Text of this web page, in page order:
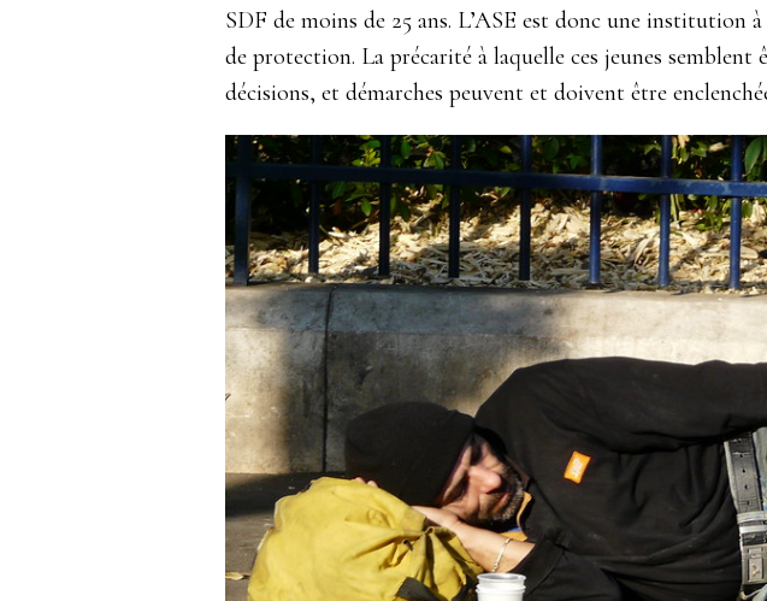
SDF de moins de 25 ans. L’ASE est donc une
de protection. La précarité à laquelle ces jeunes
décisions, et démarches peuvent et doivent être